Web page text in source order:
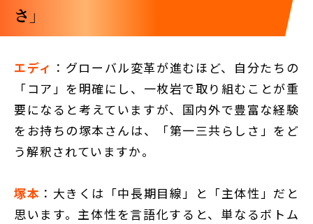
さ」
エディ ：グローバル変革が進むほど、自分たちの
「コア」を明確にし、一枚岩で取り組むことが重
要になると考えていますが、国内外で豊富な経験
をお持ちの塚本さんは、「第一三共らしさ」をど
う解釈されていますか。
塚本 ：大きくは「中長期目線」と「主体性」だと
思います。主体性を言語化すると、単なるボトム